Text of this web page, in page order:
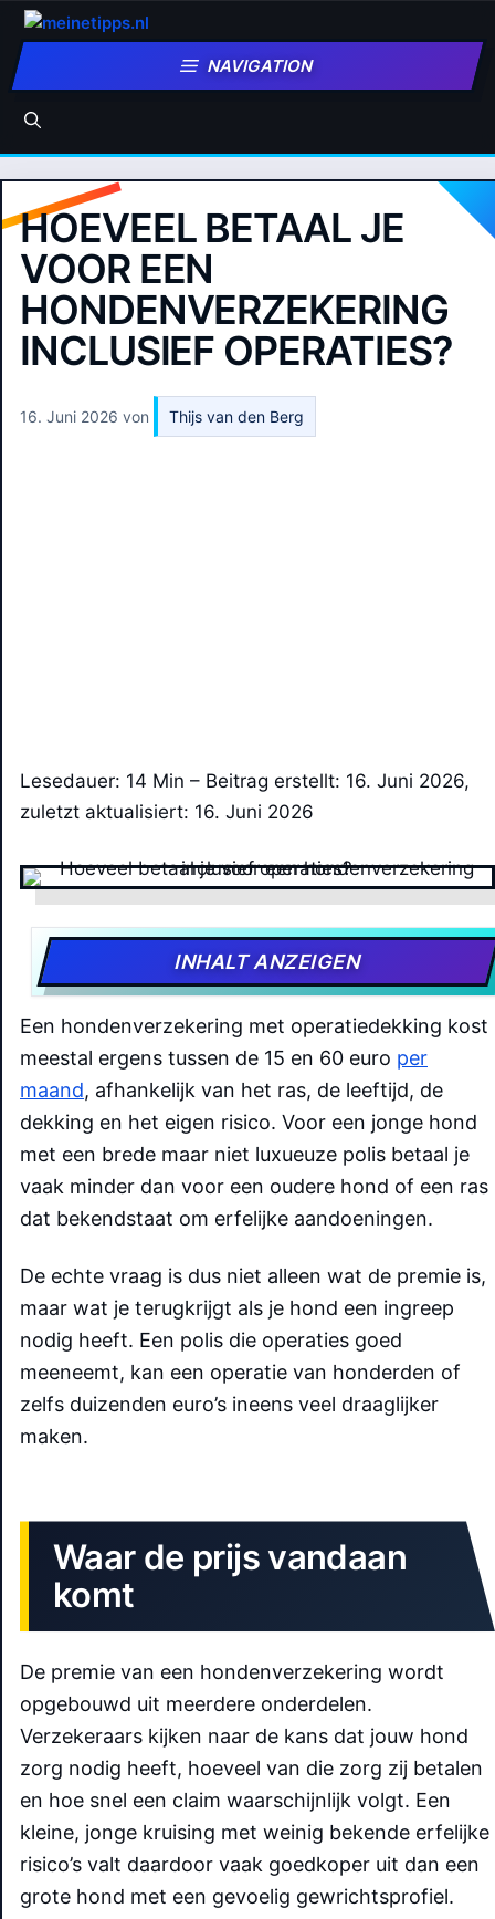
Zum
Inhalt
springen
NAVIGATION
HOEVEEL BETAAL JE
VOOR EEN
HONDENVERZEKERING
INCLUSIEF OPERATIES?
16. Juni 2026 von Thijs van den Berg
Lesedauer: 14 Min – Beitrag erstellt: 16. Juni 2026,
zuletzt aktualisiert: 16. Juni 2026
INHALT ANZEIGEN
Een hondenverzekering met operatiedekking kost
meestal ergens tussen de 15 en 60 euro per
maand, afhankelijk van het ras, de leeftijd, de
dekking en het eigen risico. Voor een jonge hond
met een brede maar niet luxueuze polis betaal je
vaak minder dan voor een oudere hond of een ras
dat bekendstaat om erfelijke aandoeningen.
De echte vraag is dus niet alleen wat de premie is,
maar wat je terugkrijgt als je hond een ingreep
nodig heeft. Een polis die operaties goed
meeneemt, kan een operatie van honderden of
zelfs duizenden euro’s ineens veel draaglijker
maken.
Waar de prijs vandaan
komt
De premie van een hondenverzekering wordt
opgebouwd uit meerdere onderdelen.
Verzekeraars kijken naar de kans dat jouw hond
zorg nodig heeft, hoeveel van die zorg zij betalen
en hoe snel een claim waarschijnlijk volgt. Een
kleine, jonge kruising met weinig bekende erfelijke
risico’s valt daardoor vaak goedkoper uit dan een
grote hond met een gevoelig gewrichtsprofiel.